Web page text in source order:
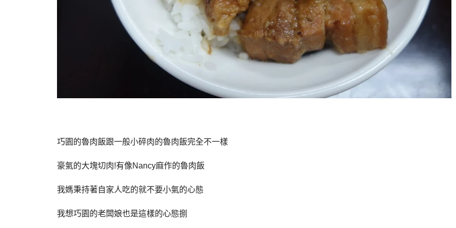
巧園的魯肉飯跟一般小碎肉的魯肉飯完全不一樣
豪氣的大塊切肉!有像Nancy麻作的魯肉飯
我媽秉持著自家人吃的就不要小氣的心態
我想巧園的老闆娘也是這樣的心態捌